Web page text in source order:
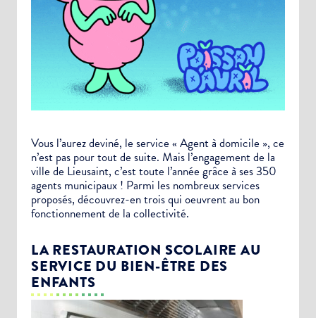
Vous l’aurez deviné, le service « Agent à domicile », ce
n’est pas pour tout de suite. Mais l’engagement de la
ville de Lieusaint, c’est toute l’année grâce à ses 350
agents municipaux ! Parmi les nombreux services
proposés, découvrez-en trois qui oeuvrent au bon
fonctionnement de la collectivité.
LA RESTAURATION SCOLAIRE AU
SERVICE DU BIEN-ÊTRE DES
ENFANTS